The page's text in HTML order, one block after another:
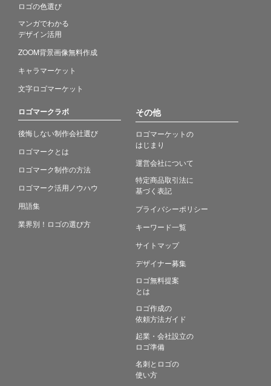
ロゴの色選び
マンガでわかる
デザイン活用
ZOOM背景画像無料作成
キャラマーケット
文字ロゴマーケット
ロゴマークラボ
後悔しない制作会社選び
ロゴマークとは
ロゴマーク制作の方法
ロゴマーク活用ノウハウ
用語集
業界別！ロゴの選び方
その他
ロゴマーケットの
はじまり
運営会社について
特定商品取引法に
基づく表記
プライバシーポリシー
キーワード一覧
サイトマップ
デザイナー募集
ロゴ無料提案
とは
ロゴ作成の
依頼方法ガイド
起業・会社設立の
ロゴ準備
名刺とロゴの
使い方